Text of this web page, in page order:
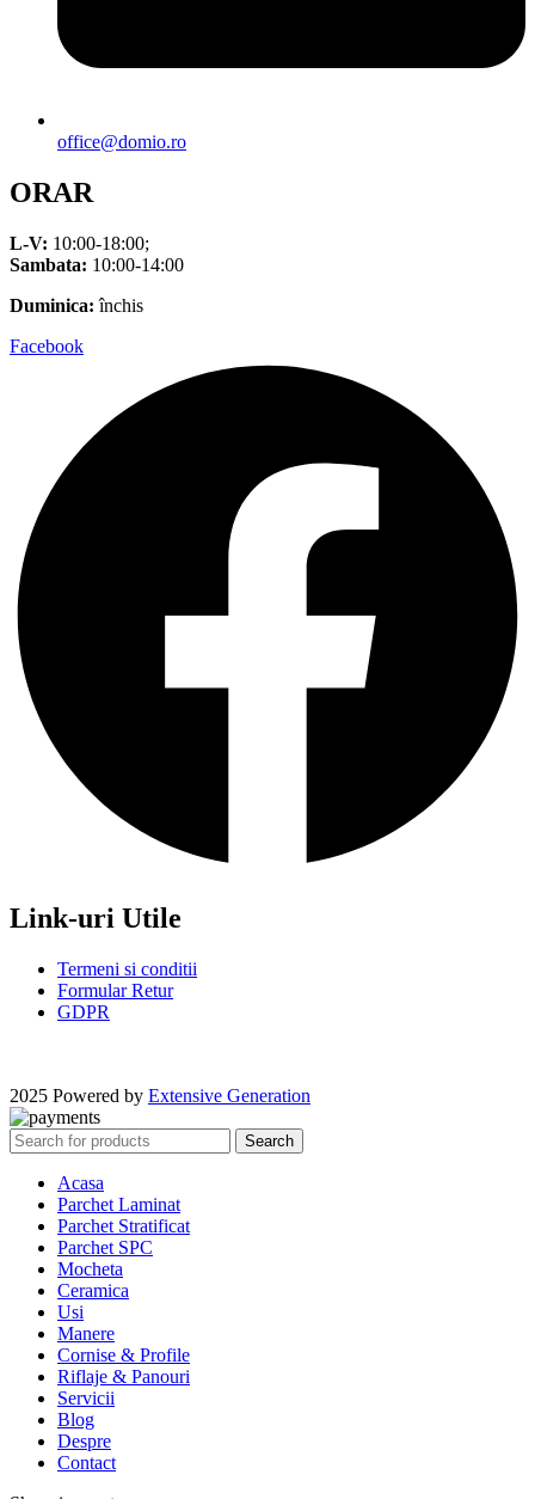
office@domio.ro
ORAR
L-V: 10:00-18:00;
Sambata: 10:00-14:00
Duminica: închis
Facebook
Link-uri Utile
Termeni si conditii
Formular Retur
GDPR
2025 Powered by Extensive Generation
Search
Acasa
Parchet Laminat
Parchet Stratificat
Parchet SPC
Mocheta
Ceramica
Usi
Manere
Cornise & Profile
Riflaje & Panouri
Servicii
Blog
Despre
Contact